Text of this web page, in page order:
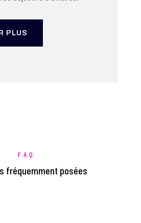
PLUS
F.A.Q.
fréquemment posées